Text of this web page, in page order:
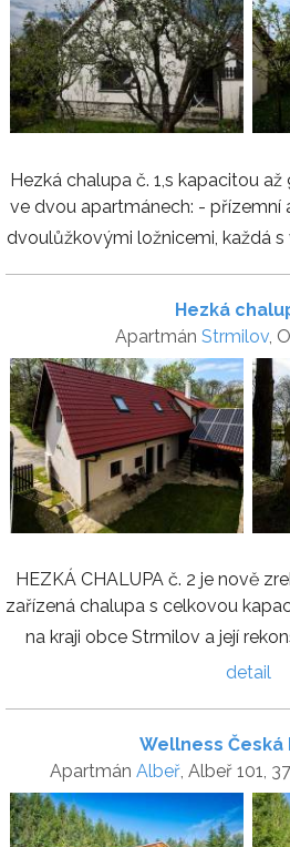
Hezká chalupa č. 1,s kapacitou
ve dvou apartmánech: - přízemní
dvoulůžkovými ložnicemi, každá s
Hezká
Apartmán Strmilov,
HEZKÁ CHALUPA č. 2 je nově
zařízená chalupa s celkovou
na kraji obce Strmilov a její
detail
Wellness Česká
Apartmán Albeř, Albeř 101,